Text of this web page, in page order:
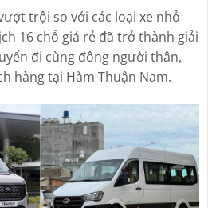
trội so với các loại xe nhỏ
16 chỗ giá rẻ đã trở thành giải
đi cùng đông người thân,
hàng tại Hàm Thuận Nam.